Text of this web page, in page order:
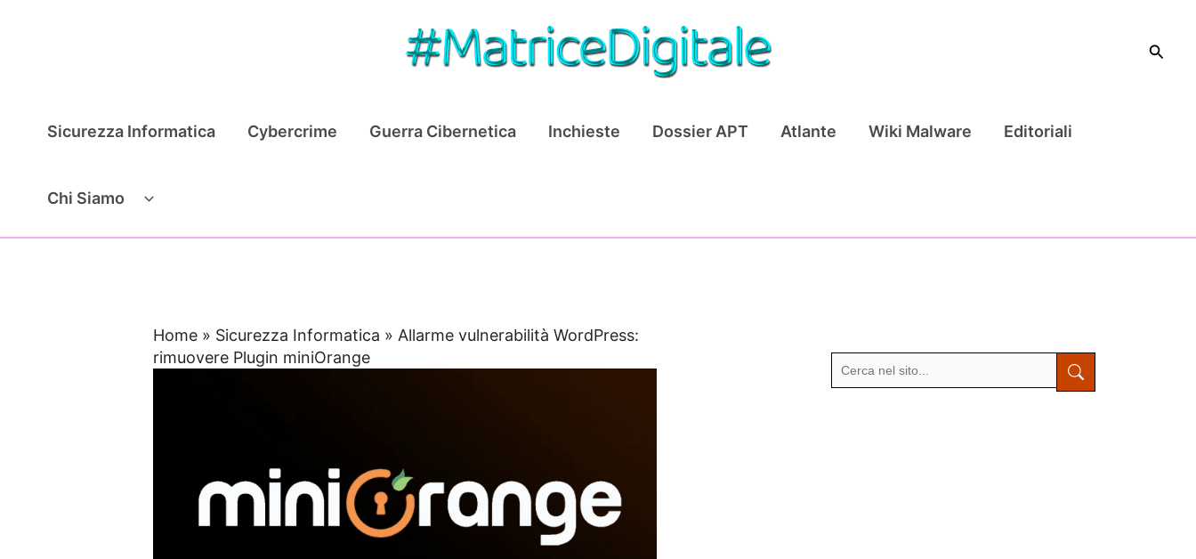
Cerca
Sicurezza Informatica Cybercrime Guerra Cibernetica Inchieste Dossier APT Atlante Wiki Malware Editoriali
Chi Siamo
Home » Sicurezza Informatica » Allarme vulnerabilità WordPress:
rimuovere Plugin miniOrange